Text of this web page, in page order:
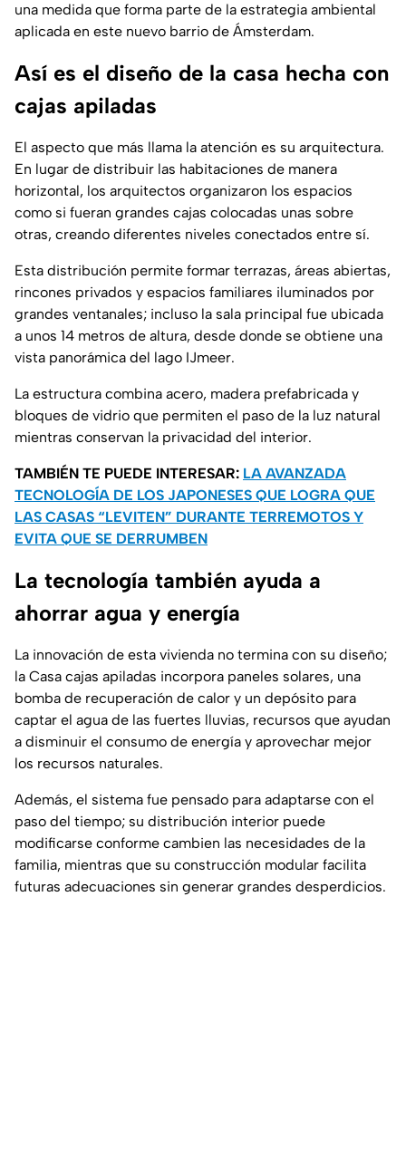
una medida que forma parte de la estrategia ambiental
aplicada en este nuevo barrio de Ámsterdam.
Así es el diseño de la casa hecha con
cajas apiladas
El aspecto que más llama la atención es su arquitectura.
En lugar de distribuir las habitaciones de manera
horizontal, los arquitectos organizaron los espacios
como si fueran grandes cajas colocadas unas sobre
otras, creando diferentes niveles conectados entre sí.
Esta distribución permite formar terrazas, áreas abiertas,
rincones privados y espacios familiares iluminados por
grandes ventanales; incluso la sala principal fue ubicada
a unos 14 metros de altura, desde donde se obtiene una
vista panorámica del lago IJmeer.
La estructura combina acero, madera prefabricada y
bloques de vidrio que permiten el paso de la luz natural
mientras conservan la privacidad del interior.
TAMBIÉN TE PUEDE INTERESAR: LA AVANZADA
TECNOLOGÍA DE LOS JAPONESES QUE LOGRA QUE
LAS CASAS “LEVITEN” DURANTE TERREMOTOS Y
EVITA QUE SE DERRUMBEN
La tecnología también ayuda a
ahorrar agua y energía
La innovación de esta vivienda no termina con su diseño;
la Casa cajas apiladas incorpora paneles solares, una
bomba de recuperación de calor y un depósito para
captar el agua de las fuertes lluvias, recursos que ayudan
a disminuir el consumo de energía y aprovechar mejor
los recursos naturales.
Además, el sistema fue pensado para adaptarse con el
paso del tiempo; su distribución interior puede
modificarse conforme cambien las necesidades de la
familia, mientras que su construcción modular facilita
futuras adecuaciones sin generar grandes desperdicios.